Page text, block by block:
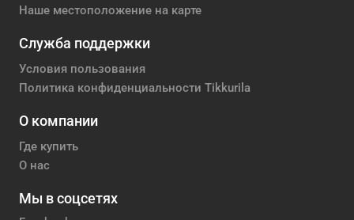
Наше местоположение на карте
Служба поддержки
Условия пользования
Политика конфиденциальности Tikkurila
О компании
Где купить
О нас
Мы в соцсетях